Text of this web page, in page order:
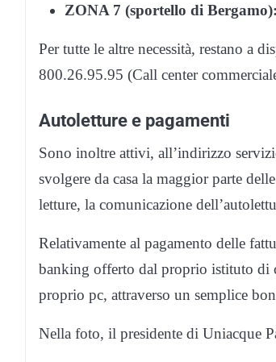
ZONA 7 (sportello di
Per tutte le altre necessità, restano a
800.26.95.95 (Call center
Autoletture e pagamenti
Sono inoltre attivi, all’indirizzo
svolgere da casa la maggior parte
letture, la comunicazione
Relativamente al pagamento delle
banking offerto dal proprio istituto di
proprio pc, attraverso un semplice
Nella foto, il presidente di Uniacque